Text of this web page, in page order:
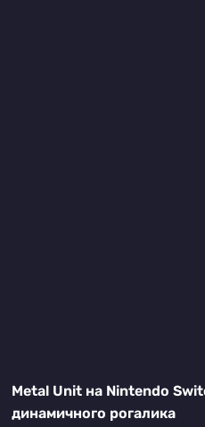
Metal Unit на Nintendo
динамичного рогалика